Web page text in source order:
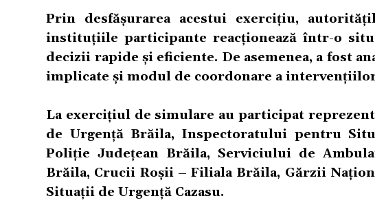
Prin desfășurarea acestui exercițiu,
instituțiile participante reacționează într-o
decizii rapide și eficiente. De asemenea, a fost
implicate și modul de coordonare a
La exercițiul de simulare au participat
de Urgență Brăila, Inspectoratului pentru
Poliție Județean Brăila, Serviciului de
Brăila, Crucii Roșii – Filiala Brăila, Gărzii
Situații de Urgență Cazasu.